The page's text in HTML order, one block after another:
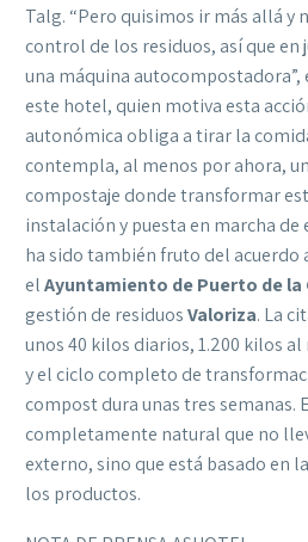
Talg. “Pero quisimos ir más allá y
control de los residuos, así que
una máquina
este hotel, quien motiva esta
autonómica obliga a tirar la
contempla, al menos por ahora,
compostaje donde transformar
instalación y puesta en marcha
ha sido también fruto del acuerdo
elAyuntamiento de Puerto de la
gestión de residuosValoriza. La
unos 40 kilos diarios, 1.200 kilos
y el ciclo completo de
compost dura unas tres semanas.
completamente natural que no
externo, sino que está basado en
los productos.